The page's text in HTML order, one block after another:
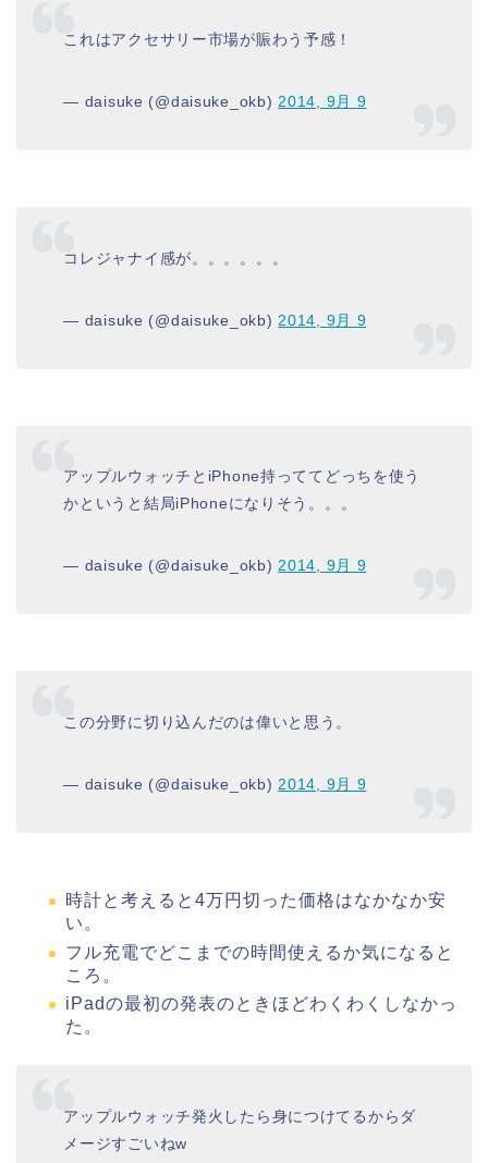
これはアクセサリー市場が賑わう予感！
— daisuke (@daisuke_okb) 2014, 9月 9
コレジャナイ感が。。。。。。
— daisuke (@daisuke_okb) 2014, 9月 9
アップルウォッチとiPhone持っててどっちを使う
かというと結局iPhoneになりそう。。。
— daisuke (@daisuke_okb)2014, 9月 9
この分野に切り込んだのは偉いと思う。
— daisuke (@daisuke_okb) 2014, 9月 9
時計と考えると4万円切った価格はなかなか安
い。
フル充電でどこまでの時間使えるか気になると
ころ。
iPadの最初の発表のときほどわくわくしなかっ
た。
アップルウォッチ発火したら身につけてるからダ
メージすごいねw